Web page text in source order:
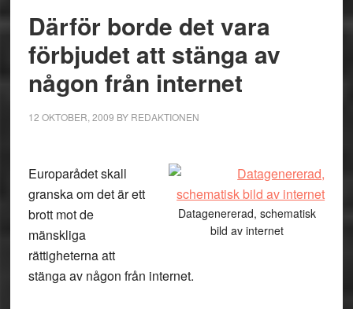
Därför borde det vara
förbjudet att stänga av
någon från internet
12 OKTOBER, 2009 BY REDAKTIONEN
Datagenererad, schematisk
bild av internet
Europarådet skall
granska om det är ett
brott mot de
mänskliga
rättigheterna att
stänga av någon från internet.